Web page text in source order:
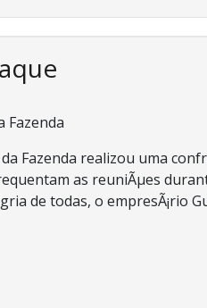
Fazenda
Fazenda realizou uma
as reuniÃµes
de todas, o empresÃ¡rio